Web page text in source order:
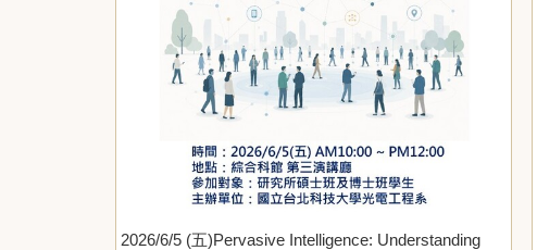
2026/6/5 (五)Pervasive Intelligence: Understanding